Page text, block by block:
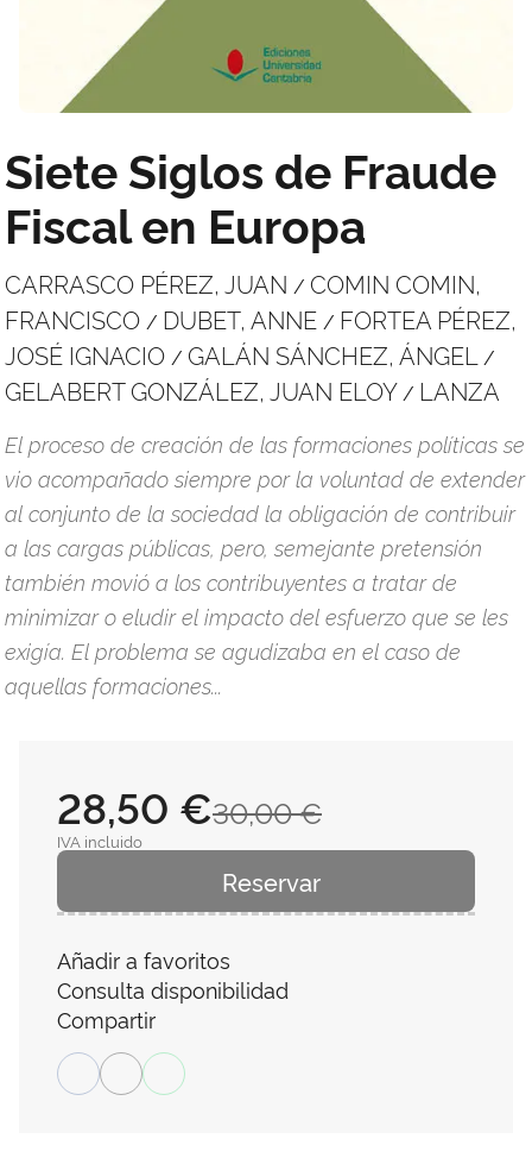
Siete Siglos de Fraude
Fiscal en Europa
CARRASCO PÉREZ, JUAN / COMIN COMIN,
FRANCISCO / DUBET, ANNE / FORTEA PÉREZ,
JOSÉ IGNACIO / GALÁN SÁNCHEZ, ÁNGEL /
GELABERT GONZÁLEZ, JUAN ELOY / LANZA
El proceso de creación de las formaciones políticas se
vio acompañado siempre por la voluntad de extender
al conjunto de la sociedad la obligación de contribuir
a las cargas públicas, pero, semejante pretensión
también movió a los contribuyentes a tratar de
minimizar o eludir el impacto del esfuerzo que se les
exigía. El problema se agudizaba en el caso de
aquellas formaciones...
30,00 €
28,50 €
IVA incluido
Reservar
Añadir a favoritos
Consulta disponibilidad
Compartir